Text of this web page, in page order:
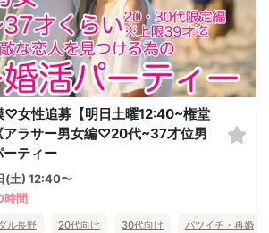
♡女性追募【明日土曜12:40~権堂
アラサー男女編♡20代~37才位男
ティー
(土) 12:40〜
時間
ル長野 20代向け 30代向け バツイチ・再婚